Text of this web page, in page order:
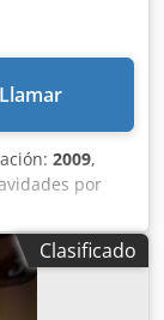
Llamar
2009,
por
Clasificado